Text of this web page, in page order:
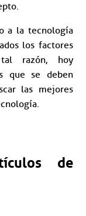
a la tecnología
los factores
tal razón, hoy
que se deben
las mejores
de